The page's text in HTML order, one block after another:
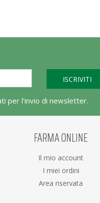
per l'invio di newsletter.
FARMA ONLINE
Il mio account
I miei ordini
Area riservata